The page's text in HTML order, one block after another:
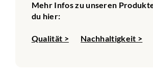
Mehr Infos zu unseren
du hier:
Qualität > Nachhaltigkeit >